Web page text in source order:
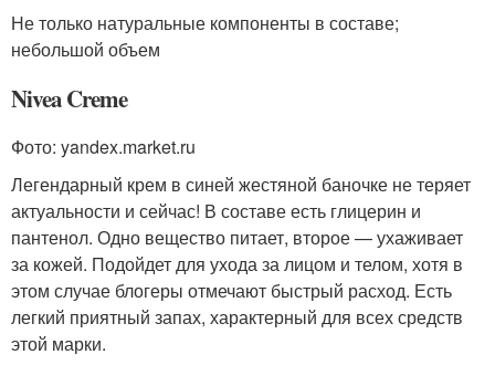
Не только натуральные компоненты в составе;
небольшой объем
Nivea Creme
Фото: yandex.market.ru
Легендарный крем в синей жестяной баночке не теряет
актуальности и сейчас! В составе есть глицерин и
пантенол. Одно вещество питает, второе — ухаживает
за кожей. Подойдет для ухода за лицом и телом, хотя в
этом случае блогеры отмечают быстрый расход. Есть
легкий приятный запах, характерный для всех средств
этой марки.